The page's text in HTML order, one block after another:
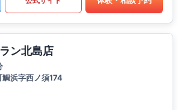
ン北島店
浜字西ノ須174